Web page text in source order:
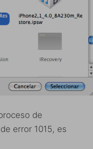
de
error 1015, es